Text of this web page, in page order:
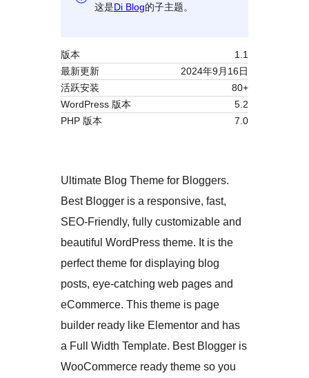
这是Di Blog的子主题。
版本
1.1
最新更新
2024年9月16日
活跃安装
80+
WordPress 版本
5.2
PHP 版本
7.0
Ultimate Blog Theme for Bloggers.
Best Blogger is a responsive, fast,
SEO-Friendly, fully customizable and
beautiful WordPress theme. It is the
perfect theme for displaying blog
posts, eye-catching web pages and
eCommerce. This theme is page
builder ready like Elementor and has
a Full Width Template. Best Blogger is
WooCommerce ready theme so you